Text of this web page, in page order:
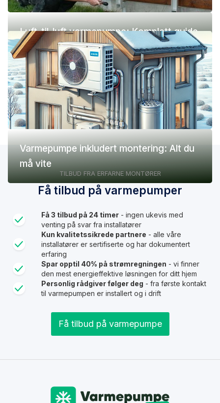
Luft-til-luft varmepumpe: Komplett guide
(pris, fordeler og ulemper)
Varmepumpe inkludert montering: Alt du
må vite
TILBUD FRA ERFARNE MONTØRER
Få tilbud på varmepumper
Få 3 tilbud på 24 timer - ingen ukevis med
venting på svar fra installatører
Kun kvalitetssikrede partnere - alle våre
installatører er sertifiserte og har dokumentert
erfaring
Spar opptil 40% på strømregningen - vi finner
den mest energieffektive løsningen for ditt hjem
Personlig rådgiver følger deg - fra første kontakt
til varmepumpen er installert og i drift
Få tilbud på varmepumpe